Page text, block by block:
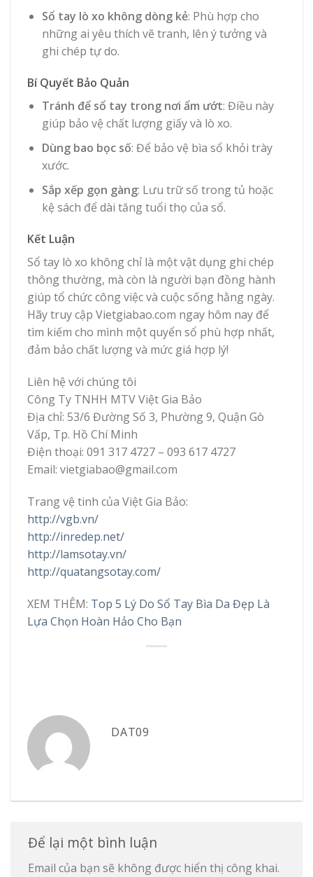
Sổ tay lò xo không dòng kẻ: Phù hợp cho
những ai yêu thích vẽ tranh, lên ý tưởng và
ghi chép tự do.
Bí Quyết Bảo Quản
Tránh để sổ tay trong nơi ẩm ướt: Điều này
giúp bảo vệ chất lượng giấy và lò xo.
Dùng bao bọc số: Để bảo vệ bìa sổ khỏi trày
xước.
Sắp xếp gọn gàng: Lưu trữ số trong tủ hoặc
kệ sách để dài tăng tuổi thọ của sổ.
Kết Luận
Sổ tay lò xo không chỉ là một vật dụng ghi chép
thông thường, mà còn là người bạn đồng hành
giúp tổ chức công việc và cuộc sống hằng ngày.
Hãy truy cập Vietgiabao.com ngay hôm nay để
tìm kiếm cho mình một quyển sổ phù hợp nhất,
đảm bảo chất lượng và mức giá hợp lý!
Liên hệ với chúng tôi
Công Ty TNHH MTV Việt Gia Bảo
Địa chỉ: 53/6 Đường Số 3, Phường 9, Quận Gò
Vấp, Tp. Hồ Chí Minh
Điện thoại: 091 317 4727 – 093 617 4727
Email: vietgiabao@gmail.com
Trang vệ tinh của Việt Gia Bảo:
http://vgb.vn/
http://inredep.net/
http://lamsotay.vn/
http://quatangsotay.com/
XEM THÊM: Top 5 Lý Do Sổ Tay Bìa Da Đẹp Là
Lựa Chọn Hoàn Hảo Cho Bạn
DAT09
Để lại một bình luận
Email của bạn sẽ không được hiển thị công khai.